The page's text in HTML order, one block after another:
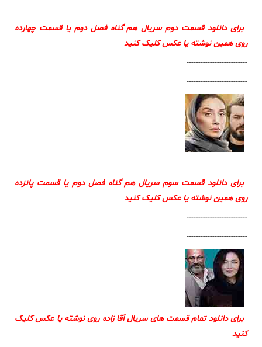
برای دانلود قسمت دوم سریال هم گناه فصل دوم یا قسمت چهارده
روی همین نوشته یا عکس کلیک کنید
--------------------------
--------------------------
برای دانلود قسمت سوم سریال هم گناه فصل دوم یا قسمت پانزده
روی همین نوشته یا عکس کلیک کنید
--------------------------
--------------------------
برای دانلود تمام قسمت های سریال آقا زاده روی نوشته یا عکس کلیک
کنید